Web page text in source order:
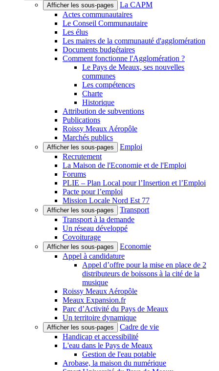
Afficher les sous-pages
La CAPM
Actes communautaires
Le Conseil Communautaire
Les élus
Les maires de la communauté d'agglomération
Documents budgétaires
Comment fonctionne l'Agglomération ?
Le Pays de Meaux, ses nouvelles
communes
Les compétences
Charte
Historique
Attribution de subventions
Publications
Roissy Meaux Aéropôle
Marchés publics
Afficher les sous-pages
Emploi
Recrutement
La Maison de l'Economie et de l'Emploi
Forums
PLIE – Plan Local pour l’Insertion et l’Emploi
Pacte pour l’emploi
Mission Locale Nord Est 77
Afficher les sous-pages
Transport
Transport à la demande
Un réseau développé
Covoiturage
Afficher les sous-pages
Economie
Appel à candidature
Appel d’offre pour la mise en place de 2
distributeurs de boissons à la cité de la
musique
Roissy Meaux Aéropôle
Meaux Expansion.fr
Parc d’Activité du Pays de Meaux
Un territoire dynamique
Afficher les sous-pages
Cadre de vie
Handicap et accessibilité
L'eau dans le Pays de Meaux
Gestion de l'eau potable
Arobase, la maison du numérique